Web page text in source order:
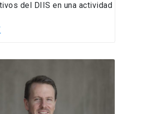
del DIIS en una actividad